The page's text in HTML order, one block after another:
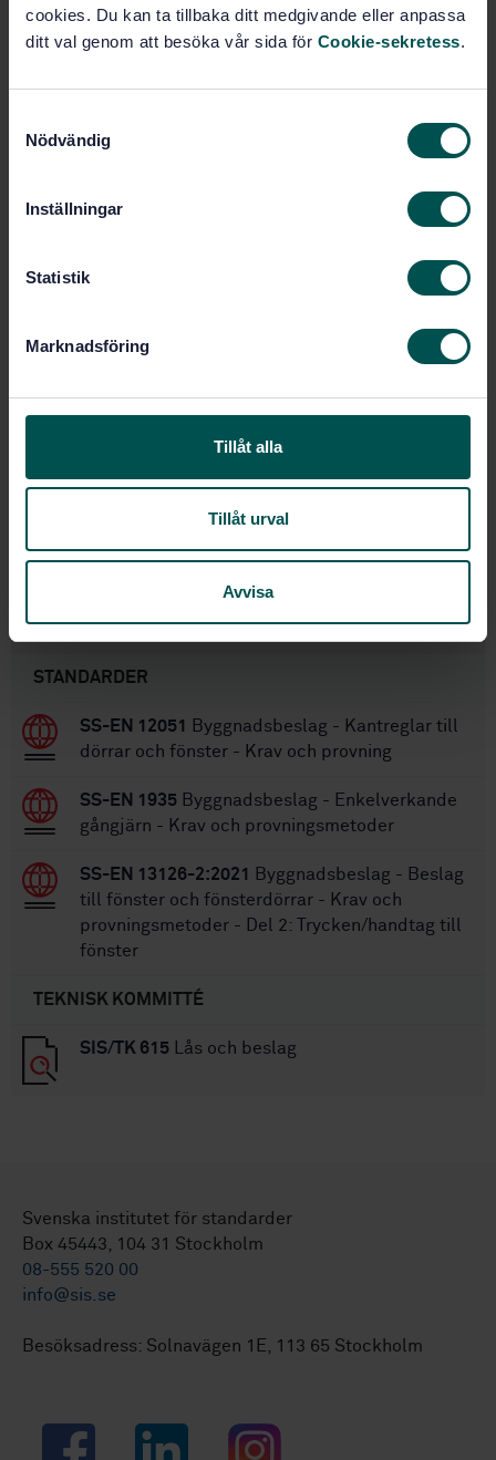
cookies. Du kan ta tillbaka ditt medgivande eller anpassa
ditt val genom att besöka vår sida för Cookie-sekretess.
Nödvändig
Inställningar
Statistik
Marknadsföring
Tillåt alla
Tillåt urval
Avvisa
PDF
Lägg i varukorgen
Fler alternativ
Språk: Engelska
Internationell titel:
Hardware for windows and door-height
- Part 3: Handles, primarily for Tilt
hardware
Fastställd:2023-02-13
Ersätter: SS-EN 13126-3:2011
Inom samma område
STANDARDER
SS-EN 12051
Byggnadsbeslag - Kantreglar till
dörrar och fönster - Krav och provning
SS-EN 1935 Byggnadsbeslag - Enkelverkande
gångjärn - Krav och provningsmetoder
SS-EN 13126-2:2021
Byggnadsbeslag - Beslag
till fönster och fönsterdörrar - Krav och
provningsmetoder - Del 2: Trycken/handtag till
fönster
TEKNISK KOMMITTÉ
SIS/TK 615 Lås och beslag
Svenska institutet för standarder
Box 45443, 104 31 Stockholm
08-555 520 00
info@sis.se
Besöksadress: Solnavägen 1E, 113 65 Stockholm
Facebook LinkedIn Instagram